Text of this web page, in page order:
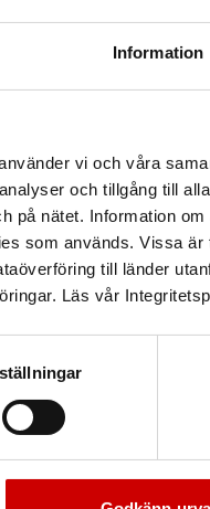
Information
vi och våra
och tillgång till
på nätet. Information
som används. Vissa
till länder
Läs vår
mycket hal